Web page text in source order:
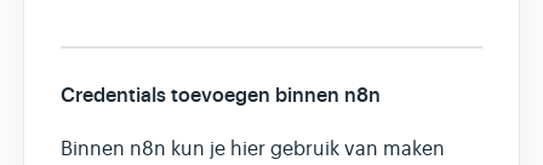
Credentials toevoegen binnen n8n
Binnen n8n kun je hier gebruik van maken